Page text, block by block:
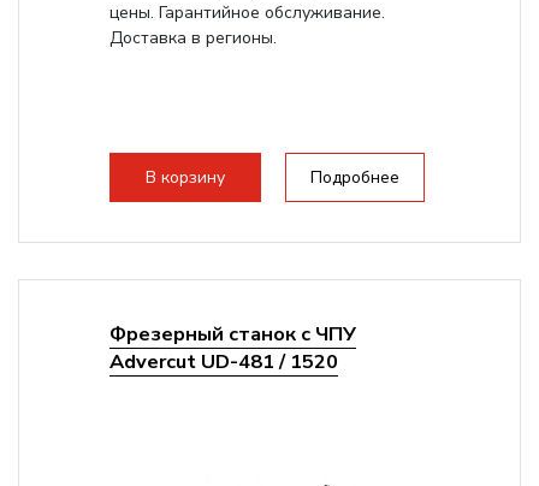
цены. Гарантийное обслуживание.
Доставка в регионы.
В корзину Подробнее
Фрезерный станок с ЧПУ
Advercut UD-481 / 1520